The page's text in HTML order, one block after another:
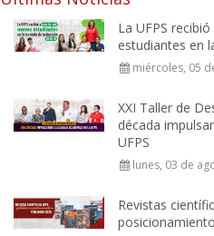
La UFPS
estudiantes en
miércoles, 05
XXI Taller de
década
UFPS
lunes, 03 de
Revistas